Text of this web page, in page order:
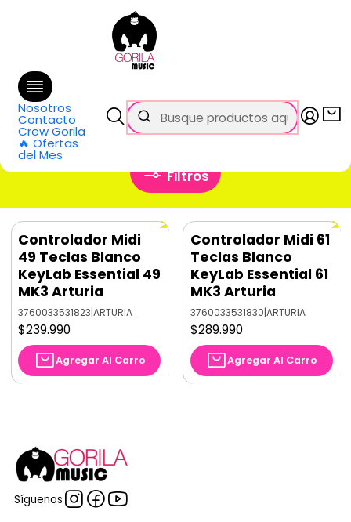
Nosotros
Contacto
Crew Gorila
🔥 Ofertas
del Mes
GRATIS
en Santiago y $99.990 en Regiones
Categorías Audio Pro
Teclados Controladores
Teclados Controladores
Filtros
Controlador Midi
49 Teclas Blanco
KeyLab Essential 49
MK3 Arturia
3760033531823|ARTURIA
$239.990
Agregar Al Carro
Controlador Midi 61
Teclas Blanco
KeyLab Essential 61
MK3 Arturia
3760033531830|ARTURIA
$289.990
Agregar Al Carro
Síguenos